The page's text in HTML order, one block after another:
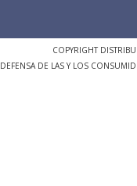
COPYRIGHT
DEFENSA DE LAS Y LOS